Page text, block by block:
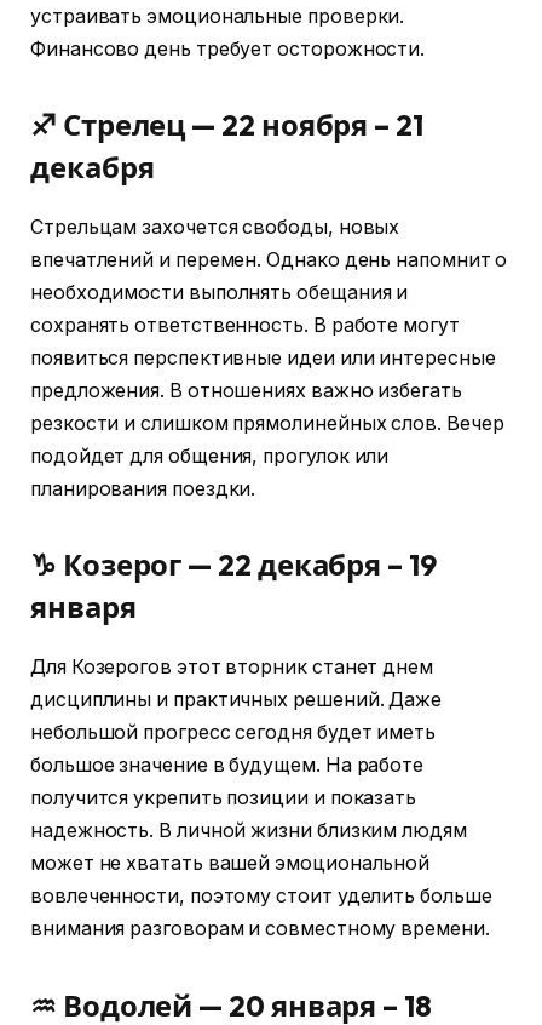
устраивать эмоциональные проверки.
Финансово день требует осторожности.
♐ Стрелец — 22 ноября – 21
декабря
Стрельцам захочется свободы, новых
впечатлений и перемен. Однако день напомнит о
необходимости выполнять обещания и
сохранять ответственность. В работе могут
появиться перспективные идеи или интересные
предложения. В отношениях важно избегать
резкости и слишком прямолинейных слов. Вечер
подойдет для общения, прогулок или
планирования поездки.
♑ Козерог — 22 декабря – 19
января
Для Козерогов этот вторник станет днем
дисциплины и практичных решений. Даже
небольшой прогресс сегодня будет иметь
большое значение в будущем. На работе
получится укрепить позиции и показать
надежность. В личной жизни близким людям
может не хватать вашей эмоциональной
вовлеченности, поэтому стоит уделить больше
внимания разговорам и совместному времени.
♒ Водолей — 20 января – 18